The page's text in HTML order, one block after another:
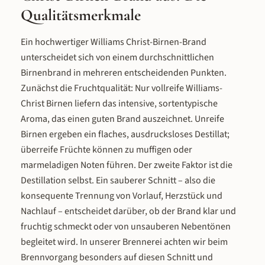
1585 auszeichnet. Das Ergebnis ist eine
Birnen Spirituose, die fruchtig, mild und
vollmundig zugleich schmeckt. So
schmeckt unsere Milde Williams-Christ
Birne Bereits in der Nase entfalten sich
die typischen Aromen reifer Williams-
Christ Birnen – fruchtig, süß und
einladend. Am Gaumen setzt sich dieses
Aromenbild fort: weich, vollmundig und
mit einer dezenten Süße, die den
natürlichen Charakter der Birne
widerspiegelt. Der Abgang ist sanft und
lang anhaltend, mit einer leicht
samtigen Textur, die am Gaumen
nachklingt. Im Vergleich zum klassischen
Williams Birnen Schnaps fehlt die
alkoholische Schärfe – stattdessen
steht der reine Fruchtgeschmack im
Vordergrund. Schonende Destillation für
natürliches Birnenaroma Wir destillieren
eine doppelt prämierte milde
Alternative für alle, die
lieben, aber auf die Schärfe
klassischen Geists verzichten
Geschmack & Tasting Notes In der
vollreife Himbeeren in voller
begleitet von feinen Zitrusnoten,
Hauch Erdbeere und einer
kompottartigen Süße. Am
besonders intensiver
Himbeergeschmack mit
Textur – die Himbeere dominiert
wird aber durch eine dezente
Vanillenote elegant abgerundet.
feine Nuancen von
Cassis und eine schmeichelnde
die den Geschmack vollmundig
rund macht. Im Nachklang:
Qualitätsmerkmale
Ein hochwertiger Williams Christ-Birnen-Brand
unterscheidet sich von einem durchschnittlichen
Birnenbrand in mehreren entscheidenden Punkten.
Zunächst die Fruchtqualität: Nur vollreife Williams-
Christ Birnen liefern das intensive, sortentypische
Aroma, das einen guten Brand auszeichnet. Unreife
Birnen ergeben ein flaches, ausdrucksloses Destillat;
überreife Früchte können zu muffigen oder
marmeladigen Noten führen. Der zweite Faktor ist die
Destillation selbst. Ein sauberer Schnitt – also die
konsequente Trennung von Vorlauf, Herzstück und
Nachlauf – entscheidet darüber, ob der Brand klar und
fruchtig schmeckt oder von unsauberen Nebentönen
begleitet wird. In unserer Brennerei achten wir beim
Brennvorgang besonders auf diesen Schnitt und